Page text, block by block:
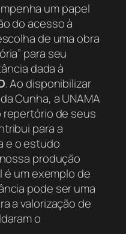
um papel
do acesso à
de uma obra
para seu
dada à
. Ao disponibilizar
Cunha, a UNAMA
de seus
para a
e o estudo
produção
é um exemplo de
pode ser uma
a valorização de
o